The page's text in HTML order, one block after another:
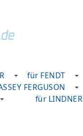
für FENDT
FERGUSON
für LINDNER